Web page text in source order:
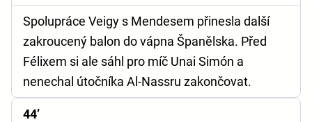
Spolupráce Veigy s Mendesem přinesla další
zakroucený balon do vápna Španělska. Před
Félixem si ale sáhl pro míč Unai Simón a
nenechal útočníka Al-Nassru zakončovat.
44’